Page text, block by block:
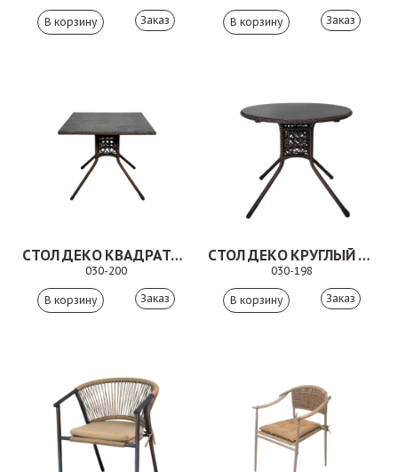
Заказ Заказ
СТОЛ ДЕКО КВАДРАТНЫЙ КОРИЧНЕВЫЙ
030-200
Заказ
СТОЛ ДЕКО КРУГЛЫЙ КОРИЧНЕВЫЙ
030-198
Заказ